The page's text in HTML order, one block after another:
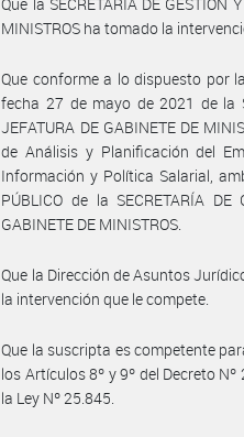
MINISTROS ha tomado la
Que conforme a lo dispuesto por
fecha 27 de mayo de 2021 de la
JEFATURA DE GABINETE DE
de Análisis y Planificación del
Información y Política Salarial,
PÚBLICO de la SECRETARÍA
GABINETE DE MINISTROS.
Que la Dirección de Asuntos
la intervención que le compete.
Que la suscripta es competente
los Artículos 8º y 9º del Decreto
la Ley Nº 25.845.